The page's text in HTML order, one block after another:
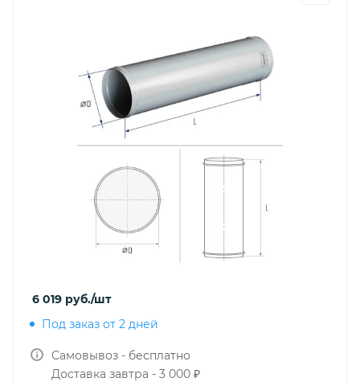
6 019 руб./шт
Под заказ от 2 дней
Самовывоз - бесплатно
Доставка завтра - 3 000 ₽